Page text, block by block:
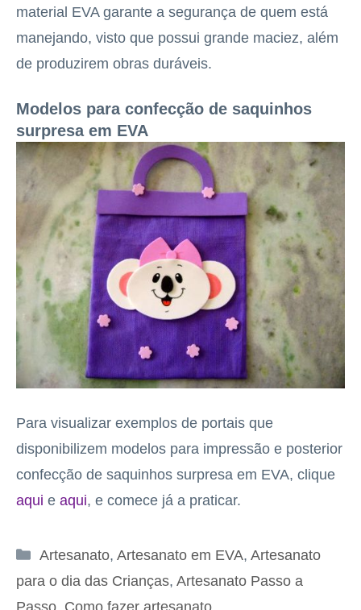
material EVA garante a segurança de quem está
manejando, visto que possui grande maciez, além
de produzirem obras duráveis.
Modelos para confecção de saquinhos
surpresa em EVA
Para visualizar exemplos de portais que
disponibilizem modelos para impressão e posterior
confecção de saquinhos surpresa em EVA, clique
aqui e aqui, e comece já a praticar.
Categorias
Artesanato, Artesanato em EVA, Artesanato
para o dia das Crianças, Artesanato Passo a
Passo Como fazer artesanato